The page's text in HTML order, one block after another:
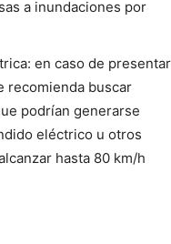
a inundaciones por
en caso de
recomienda buscar
podrían generarse
eléctrico u otros
hasta 80 km/h